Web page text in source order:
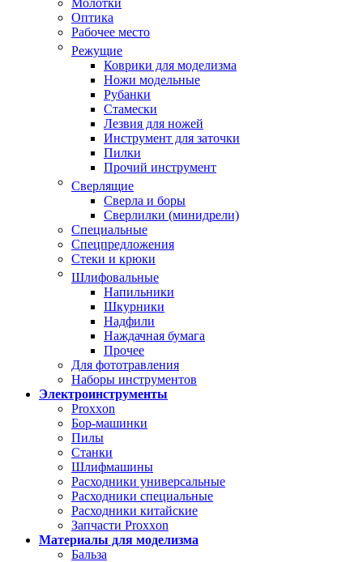
Молотки
Оптика
Рабочее место
Режущие
Коврики для моделизма
Ножи модельные
Рубанки
Стамески
Лезвия для ножей
Инструмент для заточки
Пилки
Прочий инструмент
Сверлящие
Сверла и боры
Сверлилки (минидрели)
Специальные
Спецпредложения
Стеки и крюки
Шлифовальные
Напильники
Шкурники
Надфили
Наждачная бумага
Прочее
Для фототравления
Наборы инструментов
Электроинструменты
Proxxon
Бор-машинки
Пилы
Станки
Шлифмашины
Расходники универсальные
Расходники специальные
Расходники китайские
Запчасти Proxxon
Материалы для моделизма
Бальза